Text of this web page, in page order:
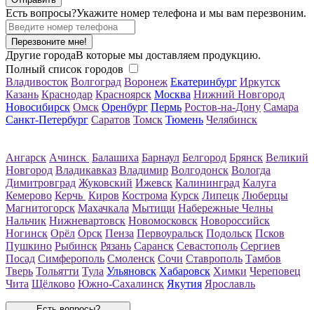
Есть вопросы?Укажите номер телефона и мы вам перезвоним.
Перезвоните мне!
Другие городаВ которые мы доставляем продукцию.
Полный список городов
Владивосток Волгоград Воронеж Екатеринбург Иркутск
Казань Краснодар Красноярск Москва Нижний Новгород
Новосибирск Омск Оренбург Пермь Ростов-на-Дону Самара
Санкт-Петербург Саратов Томск Тюмень Челябинск
Ангарск Ачинск Балашиха Барнаул Белгород Брянск Великий
Новгород Владикавказ Владимир Волгодонск Вологда
Димитровград Жуковский Ижевск Калининград Калуга
Кемерово Керчь Киров Кострома Курск Липецк Люберцы
Магнитогорск Махачкала Мытищи Набережные Челны
Нальчик Нижневартовск Новомосковск Новороссийск
Ногинск Орёл Орск Пенза Первоуральск Подольск Псков
Пушкино Рыбинск Рязань Саранск Севастополь Сергиев
Посад Симферополь Смоленск Сочи Ставрополь Тамбов
Тверь Тольятти Тула Ульяновск Хабаровск Химки Череповец
Чита Щёлково Южно-Сахалинск Якутия Ярославль